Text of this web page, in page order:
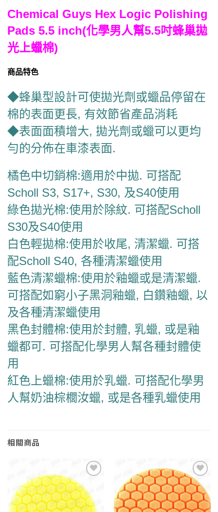
Chemical Guys Hex Logic Polishing
Pads 5.5 inch(化學男人幫5.5吋蜂巢拋
光上蠟棉)
商品特色
◆蜂巢型設計可使拋光劑或蠟品停留在
棉的表面更長, 有效節省產品消耗
◆表面面積增大, 拋光劑或蠟可以更均
勻的分佈在車漆表面.
橘色中切銷棉:適用於中拋. 可搭配
Scholl S3, S17+, S30, 及S40使用
綠色拋光棉:使用於除紋. 可搭配Scholl
S30及S40使用
白色輕拋棉:使用於收尾, 清潔蠟. 可搭
配Scholl S40, 各種清潔蠟使用
藍色清潔蠟棉:使用於釉蠟或是清潔蠟.
可搭配如窮小子黑洞釉蠟, 白鑽釉蠟, 以
及各種清潔蠟使用
黑色封體棉:使用於封體, 乳蠟, 或是釉
蠟都可. 可搭配化學男人幫各種封體使
用
紅色上蠟棉:使用於乳蠟. 可搭配化學男
人幫奶油棕櫚汝蠟, 或是各種乳蠟使用
相關商品
Add to
wishlist
Add to
wishlist